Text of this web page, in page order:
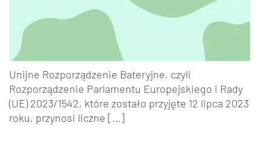
Unijne Rozporządzenie Bateryjne, czyli
Rozporządzenie Parlamentu Europejskiego i Rady
(UE) 2023/1542, które zostało przyjęte 12 lipca 2023
roku, przynosi liczne […]